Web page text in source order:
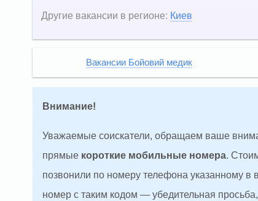
Другие вакансии в регионе: Киев
Вакансии Бойовий медик
Внимание!
Уважаемые соискатели, обращаем ваше
прямые короткие мобильные номера.
позвонили по номеру телефона указанному в
номер с таким кодом — убедительная просьба,